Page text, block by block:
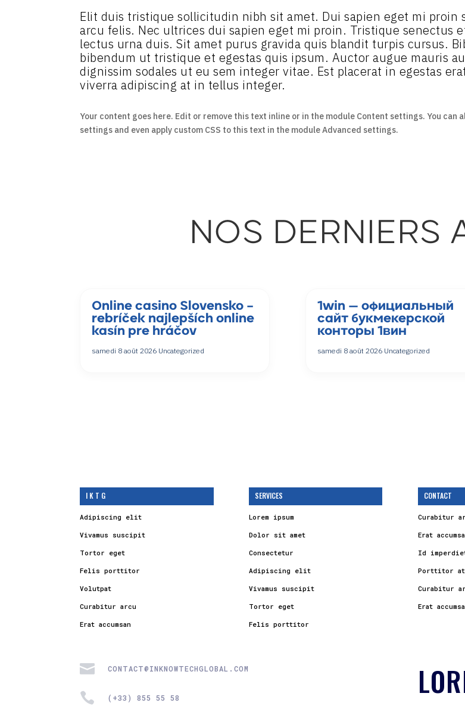
Elit duis tristique sollicitudin nibh sit amet. Dui sapien eget mi proin
arcu felis. Nec ultrices dui sapien eget mi proin. Tristique senectus
lectus urna duis. Sit amet purus gravida quis blandit turpis cursus.
bibendum ut tristique et egestas quis ipsum. Auctor augue mauris
dignissim sodales ut eu sem integer vitae. Est placerat in egestas
viverra adipiscing at in tellus integer.
Your content goes here. Edit or remove this text inline or in the module Content settings. You can
settings and even apply custom CSS to this text in the module Advanced settings.
NOS DERNIERS
Online casino Slovensko –
rebríček najlepších online
kasín pre hráčov
samedi 8 août 2026 Uncategorized
1win — официальный
сайт букмекерской
конторы 1вин
samedi 8 août 2026 Uncategorized
I K T G
Adipiscing elit
Vivamus suscipit
Tortor eget
Felis porttitor
Volutpat
Curabitur arcu
Erat accumsan
SERVICES
Lorem ipsum
Dolor sit amet
Consectetur
Adipiscing elit
Vivamus suscipit
Tortor eget
Felis porttitor
CONTACT
Curabitur
Erat
Id
Porttitor at
Curabitur
Erat
 CONTACT@INKNOWTECHGLOBAL.COM
 (+33) 855 55 58